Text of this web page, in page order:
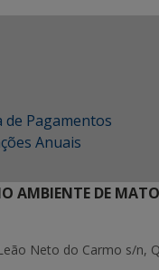
Pagamentos
Anuais
AMBIENTE DE
Neto do Carmo s/n,